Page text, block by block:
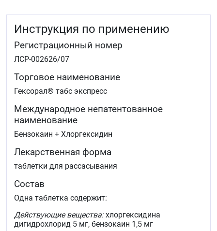
Инструкция по применению
Регистрационный номер
ЛСР-002626/07
Торговое наименование
Гексорал® табс экспресс
Международное непатентованное
наименование
Бензокаин + Хлоргексидин
Лекарственная форма
таблетки для рассасывания
Состав
Одна таблетка содержит:
Действующие вещества:хлоргексидина
дигидрохлорид 5 мг, бензокаин 1,5 мг